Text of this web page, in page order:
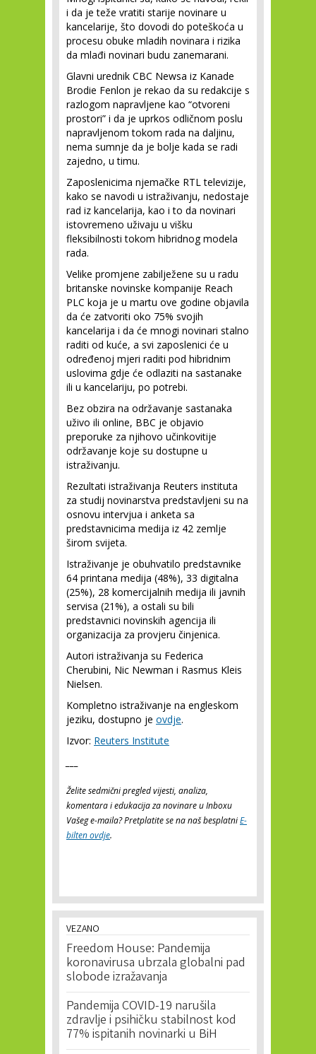
i da je teže vratiti starije novinare u
kancelarije, što dovodi do poteškoća u
procesu obuke mladih novinara i rizika
da mlađi novinari budu zanemarani.
Glavni urednik CBC Newsa iz Kanade
Brodie Fenlon je rekao da su redakcije s
razlogom napravljene kao “otvoreni
prostori” i da je uprkos odličnom poslu
napravljenom tokom rada na daljinu,
nema sumnje da je bolje kada se radi
zajedno, u timu.
Zaposlenicima njemačke RTL televizije,
kako se navodi u istraživanju, nedostaje
rad iz kancelarija, kao i to da novinari
istovremeno uživaju u višku
fleksibilnosti tokom hibridnog modela
rada.
Velike promjene zabilježene su u radu
britanske novinske kompanije Reach
PLC koja je u martu ove godine objavila
da će zatvoriti oko 75% svojih
kancelarija i da će mnogi novinari stalno
raditi od kuće, a svi zaposlenici će u
određenoj mjeri raditi pod hibridnim
uslovima gdje će odlaziti na sastanake
ili u kancelariju, po potrebi.
Bez obzira na održavanje sastanaka
uživo ili online, BBC je objavio
preporuke za njihovo učinkovitije
održavanje koje su dostupne u
istraživanju.
Rezultati istraživanja Reuters instituta
za studij novinarstva predstavljeni su na
osnovu intervjua i anketa sa
predstavnicima medija iz 42 zemlje
širom svijeta.
Istraživanje je obuhvatilo predstavnike
64 printana medija (48%), 33 digitalna
(25%), 28 komercijalnih medija ili javnih
servisa (21%), a ostali su bili
predstavnici novinskih agencija ili
organizacija za provjeru činjenica.
Autori istraživanja su Federica
Cherubini, Nic Newman i Rasmus Kleis
Nielsen.
Kompletno istraživanje na engleskom
jeziku, dostupno je ovdje.
Izvor: Reuters Institute
Želite sedmični pregled vijesti, analiza,
komentara i edukacija za novinare u Inboxu
Vašeg e-maila? Pretplatite se na naš besplatniE-
bilten ovdje.
VEZANO
Freedom House: Pandemija
koronavirusa ubrzala globalni pad
slobode izražavanja
Pandemija COVID-19 narušila
zdravlje i psihičku stabilnost kod
77% ispitanih novinarki u BiH